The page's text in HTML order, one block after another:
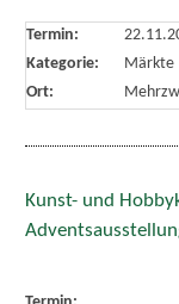
Termin:
Kategorie:
Märkte
Ort:
Kunst- und